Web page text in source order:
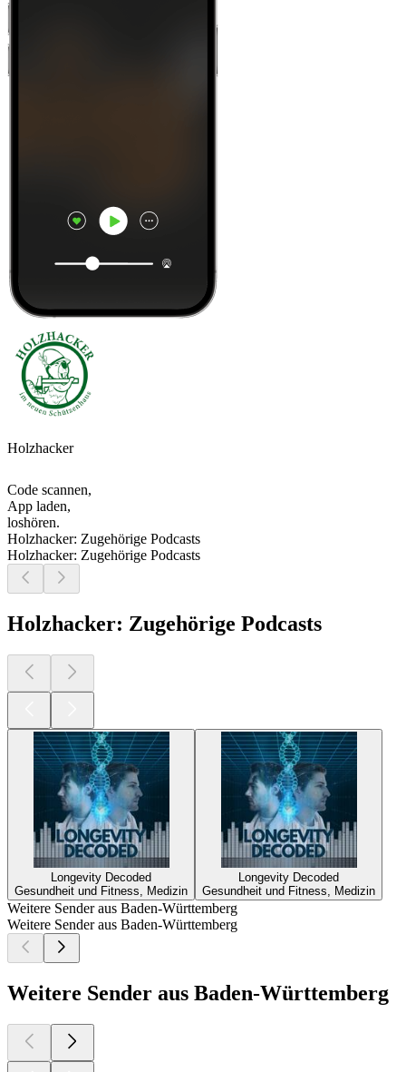
Holzhacker
Code scannen,
App laden,
loshören.
Holzhacker: Zugehörige Podcasts
Holzhacker: Zugehörige Podcasts
Holzhacker: Zugehörige Podcasts
Longevity Decoded
Gesundheit und Fitness, Medizin
Longevity Decoded
Gesundheit und Fitness, Medizin
Weitere Sender aus Baden-Württemberg
Weitere Sender aus Baden-Württemberg
Weitere Sender aus Baden-Württemberg